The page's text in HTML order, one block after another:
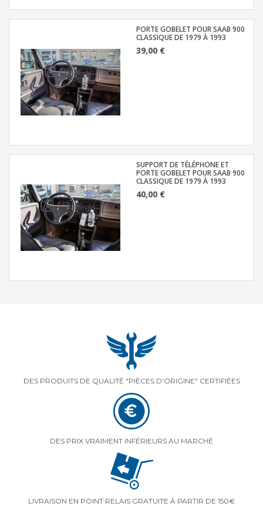
PORTE GOBELET POUR SAAB 900
CLASSIQUE DE 1979 À 1993
39,00 €
SUPPORT DE TÉLÉPHONE ET
PORTE GOBELET POUR SAAB 900
CLASSIQUE DE 1979 À 1993
40,00 €
DES PRODUITS DE QUALITÉ "PIÈCES D'ORIGINE" CERTIFIÉES
DES PRIX VRAIMENT INFÉRIEURS AU MARCHÉ
LIVRAISON EN POINT RELAIS GRATUITE À PARTIR DE 150€